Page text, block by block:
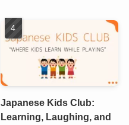
Japanese Kids Club:
Learning, Laughing, and